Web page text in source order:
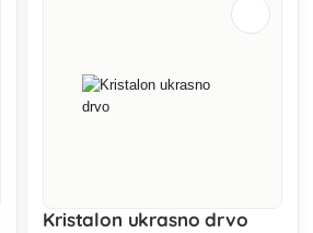
Kristalon ukrasno drvo